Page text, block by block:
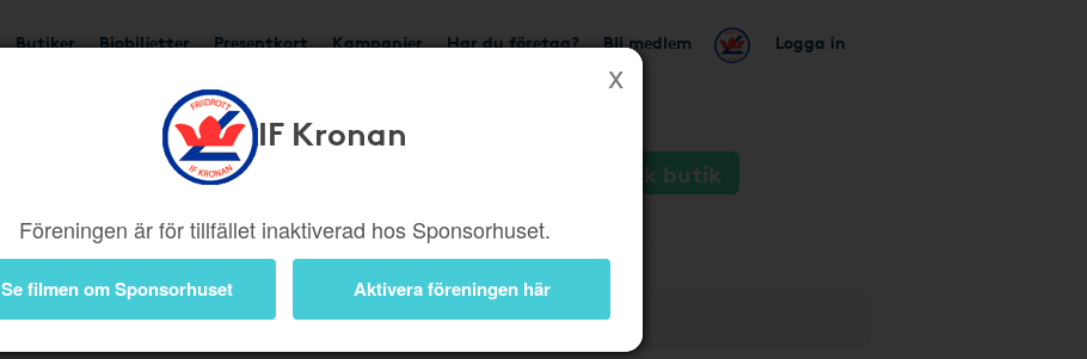
Butiker Biobiljetter Presentkort Kampanjer Har du företag? Bli medlem Logga in
IF Kronan
Föreningen är för tillfället inaktiverad hos Sponsorhuset.
Se filmen om Sponsorhuset Aktivera föreningen här
Ger olika beroende på produkter Besök butik
Information